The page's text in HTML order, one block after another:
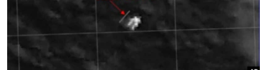
MAGAZIN
O GLASU AMERIKE
Learning English